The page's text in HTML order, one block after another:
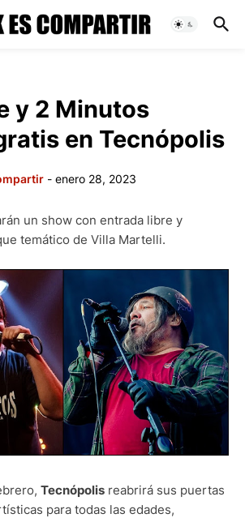
y 2 Minutos
en Tecnópolis
- enero 28, 2023
un show con entrada libre y
temático de Villa Martelli.
Tecnópolis reabrirá sus puertas
para todas las edades,